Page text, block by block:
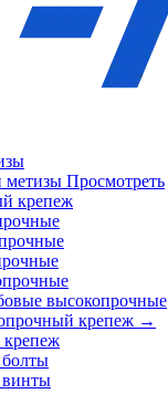
метизы Просмотреть
крепеж
высокопрочные
крепеж →